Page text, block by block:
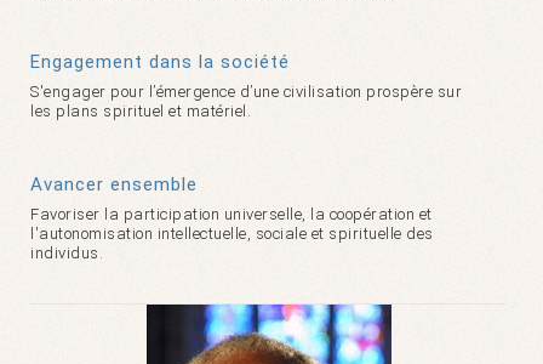
Engagement dans la société
S'engager pour l’émergence d’une civilisation prospère sur
les plans spirituel et matériel.
Avancer ensemble
Favoriser la participation universelle, la coopération et
l'autonomisation intellectuelle, sociale et spirituelle des
individus.